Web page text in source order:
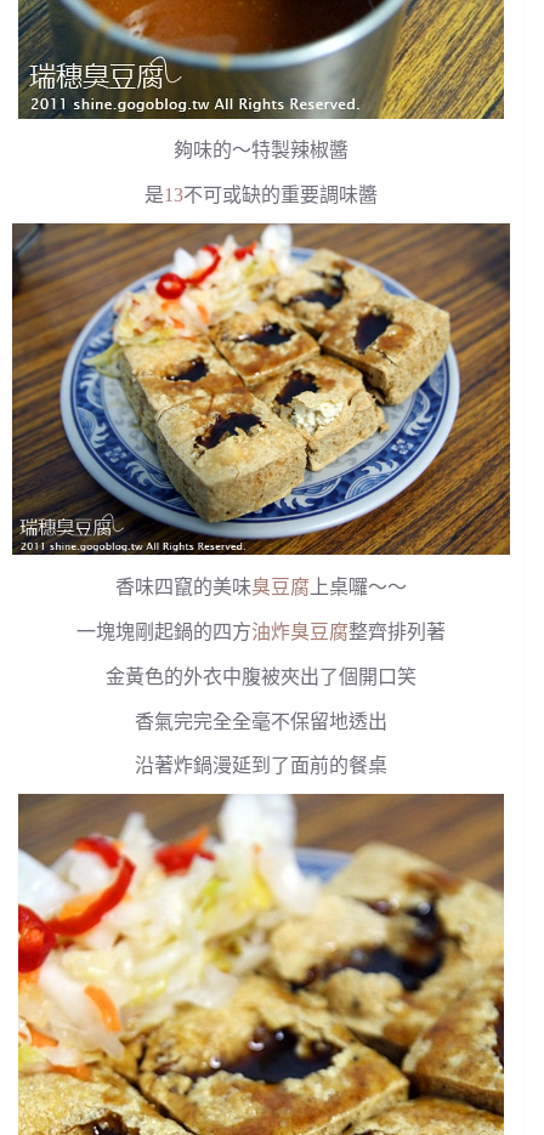
夠味的～特製辣椒醬
是13不可或缺的重要調味醬
香味四竄的美味臭豆腐 上桌囉～～
一塊塊剛起鍋的四方油炸臭豆腐整齊排列著
金黃色的外衣中腹被夾出了個開口笑
香氣完完全全毫不保留地透出
沿著炸鍋漫延到了面前的餐桌